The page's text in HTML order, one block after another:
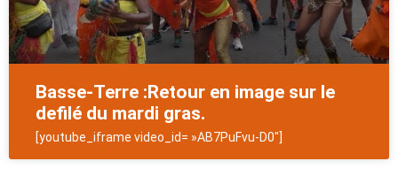
Basse-Terre :Retour en image sur le
defilé du mardi gras.
[youtube_iframe video_id= »AB7PuFvu-D0″]